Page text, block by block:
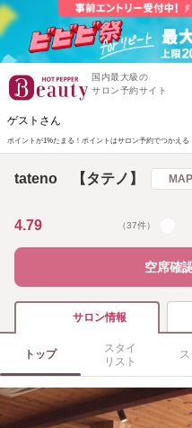
国内最大級の
サロン予約サイト
ゲストさん
ポイントが1%たまる！ ポイントはサロン予約でつかえる
tateno 【タテノ】 MAP
4.79 （37件）
空席確
サロン情報
トップ
スタイ
リスト